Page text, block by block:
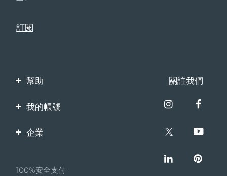
幫助
聯繫我們
保修與退換貨
關註我們
我的帳號
產品註冊
企業
夥伴計畫
100%安全支付